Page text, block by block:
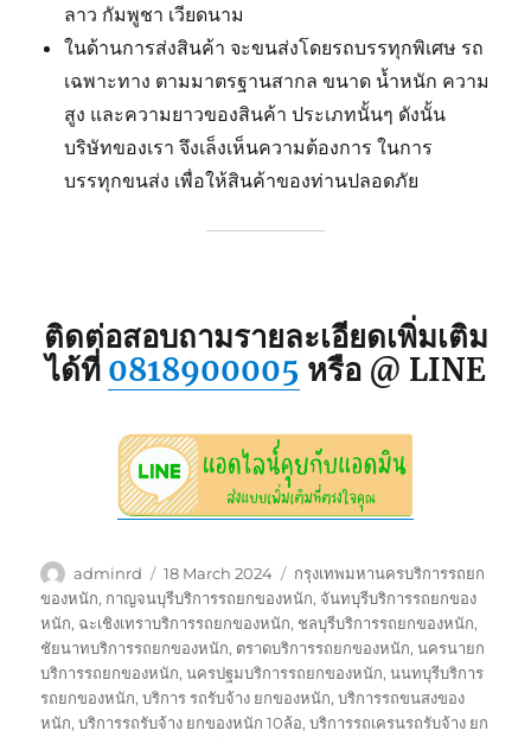
ลาว กัมพูชา เวียดนาม
ในด้านการส่งสินค้า จะขนส่งโดยรถบรรทุกพิเศษ รถ
เฉพาะทาง ตามมาตรฐานสากล ขนาด น้ำหนัก ความ
สูง และความยาวของสินค้า ประเภทนั้นๆ ดังนั้น
บริษัทของเรา จึงเล็งเห็นความต้องการ ในการ
บรรทุกขนส่ง เพื่อให้สินค้าของท่านปลอดภัย
ติดต่อสอบถามรายละเอียดเพิ่มเติม
ได้ที่ 0818900005 หรือ @ LINE
Author
adminrd
Posted
on
18 March 2024 Tags
กรุงเทพมหานครบริการรถยก
ของหนัก, กาญจนบุรีบริการรถยกของหนัก, จันทบุรีบริการรถยกของ
หนัก, ฉะเชิงเทราบริการรถยกของหนัก, ชลบุรีบริการรถยกของหนัก,
ชัยนาทบริการรถยกของหนัก, ตราดบริการรถยกของหนัก,นครนายก
บริการรถยกของหนัก,นครปฐมบริการรถยกของหนัก,นนทบุรีบริการ
รถยกของหนัก,บริการ รถรับจ้าง ยกของหนัก,บริการรถขนสงของ
หนัก,บริการรถรับจ้าง ยกของหนัก 10ล้อ,บริการรถเครนรถรับจ้าง ยก